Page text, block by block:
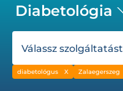
Diabetológia
Válassz szolgáltatást
diabetológus Zalaegerszeg